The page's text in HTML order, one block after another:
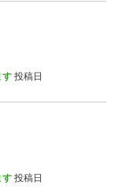
す 投稿日
す 投稿日